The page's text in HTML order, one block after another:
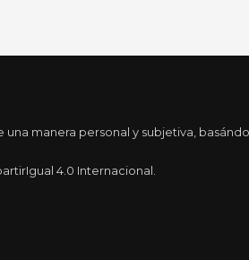
manera personal y subjetiva,
4.0 Internacional.